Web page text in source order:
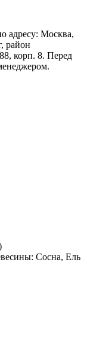
адресу: Москва,
район
корп. 8. Перед
Сосна, Ель